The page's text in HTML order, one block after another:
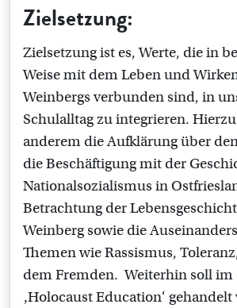
Zielsetzung:
Zielsetzung ist es, Werte, die in
Weise mit dem Leben und
Weinbergs verbunden sind, in
Schulalltag zu integrieren.
anderem die Aufklärung über
die Beschäftigung mit der
Nationalsozialismus in
Betrachtung der
Weinberg sowie die
Themen wie Rassismus,
dem Fremden. Weiterhin soll im
‚Holocaust Education‘